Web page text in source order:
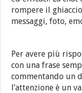
rompere il
messaggi, foto,
Per avere più
con una frase
commentando un
l’attenzione è un